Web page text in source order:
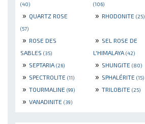
(40) (106)
» QUARTZ ROSE
(57)
» RHODONITE (25)
» ROSE DES
SABLES (35)
» SEL ROSE DE
L'HIMALAYA (42)
» SEPTARIA (26) » SHUNGITE (80)
» SPECTROLITE (11) » SPHALÉRITE (15)
» TOURMALINE (99) » TRILOBITE (25)
» VANADINITE (39)